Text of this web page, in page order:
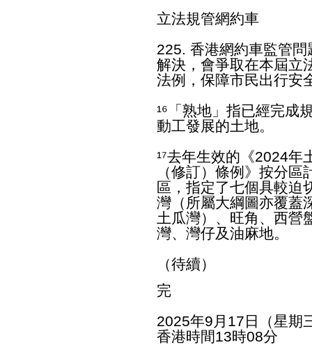
立法規管網約車
225. 香港網約車監管
解決，會爭取在本屆立
法例，保障市民出行安
¹⁶「熟地」指已經完成
動工發展的土地。
¹⁷去年生效的《2024
（修訂）條例》按分
區，指定了七個具較迫
灣（所屬大綱圖亦覆蓋
土瓜灣）、旺角、西營
灣、灣仔及油麻地。
（待續）
完
2025年9月17日（星期
香港時間13時08分